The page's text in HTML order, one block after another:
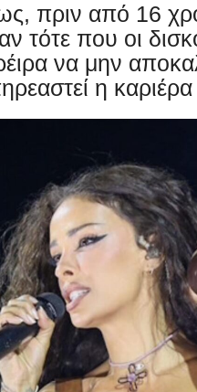
πριν από 16
τότε που οι
να μην
η καριέρα